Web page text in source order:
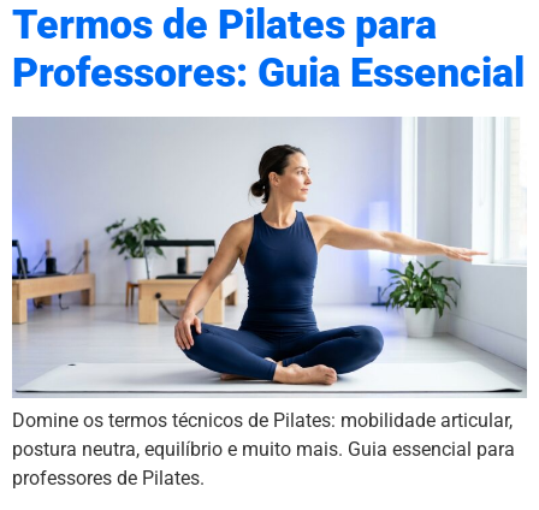
Termos de Pilates para
Professores: Guia Essencial
Domine os termos técnicos de Pilates: mobilidade articular,
postura neutra, equilíbrio e muito mais. Guia essencial para
professores de Pilates.